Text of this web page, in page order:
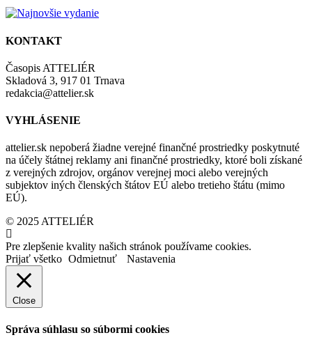
KONTAKT
Časopis ATTELIÉR
Skladová 3, 917 01 Trnava
redakcia@attelier.sk
VYHLÁSENIE
attelier.sk nepoberá žiadne verejné finančné prostriedky poskytnuté
na účely štátnej reklamy ani finančné prostriedky, ktoré boli získané
z verejných zdrojov, orgánov verejnej moci alebo verejných
subjektov iných členských štátov EÚ alebo tretieho štátu (mimo
EÚ).
© 2025 ATTELIÉR
Pre zlepšenie kvality našich stránok používame cookies.
Prijať všetko Odmietnuť Nastavenia
Close
Správa súhlasu so súbormi cookies